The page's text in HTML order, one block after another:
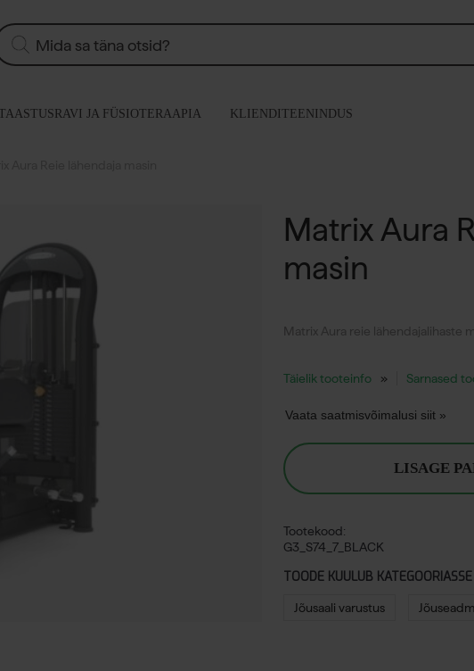
JA FÜSIOTERAAPIA KLIENDITEENINDUS
Matrix Aura
masin
Matrix Aura reie lähendajalihaste
Täielik tooteinfo Sarnased
Vaata saatmisvõimalusi siit »
LISAGE
Tootekood:
G3_S74_7_BLACK
TOODE KUULUB KATEGOORIASSE
Jõusaali varustus